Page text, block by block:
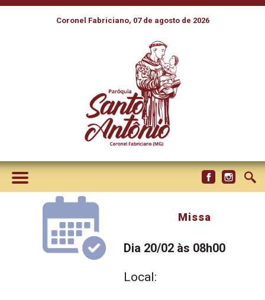
Coronel Fabriciano, 07 de agosto de 2026
Missa
Dia 20/02 às 08h00
Local: